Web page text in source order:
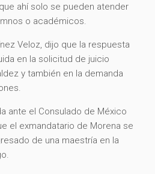
ahí solo se pueden atender
o académicos.
Veloz, dijo que la respuesta
en la solicitud de juicio
y también en la demanda
ante el Consulado de México
el exmandatario de Morena se
de una maestría en la